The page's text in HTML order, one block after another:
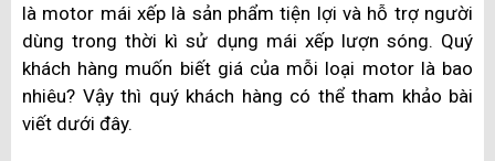
là motor mái xếp là sản phẩm tiện lợi và hỗ trợ người
dùng trong thời kì sử dụng mái xếp lượn sóng. Quý
khách hàng muốn biết giá của mỗi loại motor là bao
nhiêu? Vậy thì quý khách hàng có thể tham khảo bài
viết dưới đây.